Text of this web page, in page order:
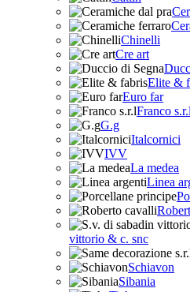
Chinelli
Cre art
Elite &
Euro far
Franco s.r.l
G.g
Italcornici
IVV
La medea
Linea
vittorio & c. snc
Schiavon
Sibania